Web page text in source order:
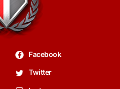
Facebook
Twitter